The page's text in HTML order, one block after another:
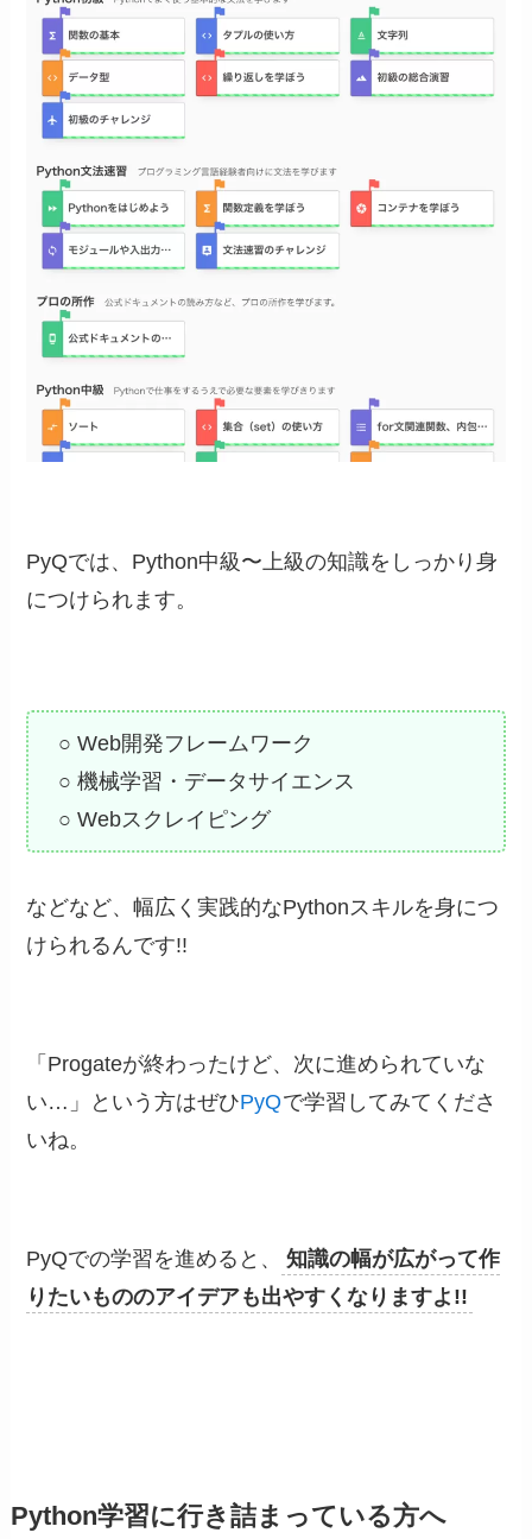
PyQでは、Python中級〜上級の知識をしっかり身
につけられます。
○ Web開発フレームワーク
○ 機械学習・データサイエンス
○ Webスクレイピング
などなど、幅広く実践的なPythonスキルを身につ
けられるんです!!
「Progateが終わったけど、次に進められていな
い…」という方はぜひPyQで学習してみてくださ
いね。
PyQでの学習を進めると、
知識の幅が広がって作
りたいもののアイデアも出やすくなりますよ!!
Python学習に行き詰まっている方へ